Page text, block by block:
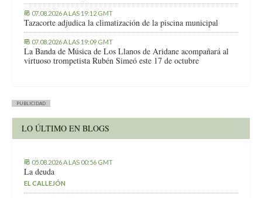
07.08.2026 A LAS 19:12 GMT
Tazacorte adjudica la climatización de la piscina municipal
07.08.2026 A LAS 19:09 GMT
La Banda de Música de Los Llanos de Aridane acompañará al
virtuoso trompetista Rubén Simeó este 17 de octubre
PUBLICIDAD
LO ÚLTIMO EN BLOGS
05.08.2026 A LAS 00:56 GMT
La deuda
EL CALLEJÓN